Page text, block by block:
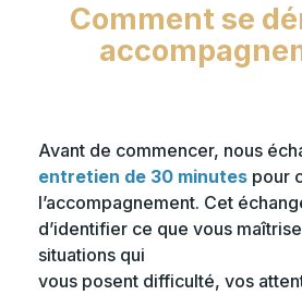
Comment se
Avant de commencer, nous
entretien de 30 minutes pour
l’accompagnement. Cet
d’identifier ce que vous
situations qui
vous posent difficulté, vos